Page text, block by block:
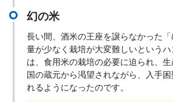
幻の米
長い間、酒米の王座を譲らなかった
量が少なく栽培が大変難しいという
は、食用米の栽培の必要に迫られ、
国の蔵元から渇望されながら、入手
れるようになったのです。